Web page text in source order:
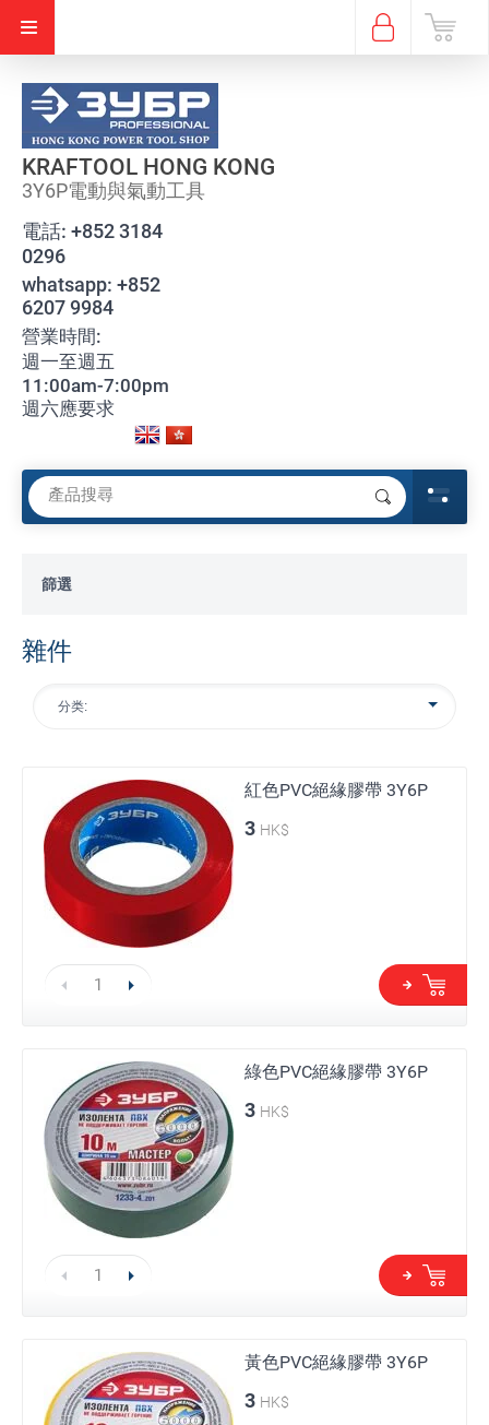
KRAFTOOL HONG KONG
3Y6P電動與氣動工具
電話: +852 3184
0296
whatsapp: +852
6207 9984
營業時間:
週一至週五
11:00am-7:00pm
週六應要求
篩選
雜件
分类:
紅色PVC絕緣膠帶 3Y6P
3 HK$
綠色PVC絕緣膠帶 3Y6P
3 HK$
黃色PVC絕緣膠帶 3Y6P
3 HK$